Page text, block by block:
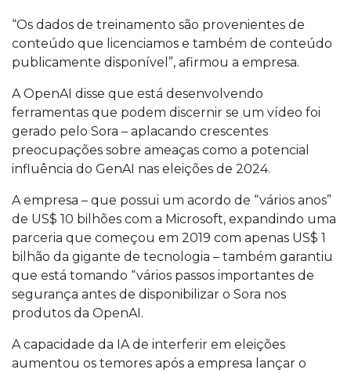
“Os dados de treinamento são provenientes de
conteúdo que licenciamos e também de conteúdo
publicamente disponível”, afirmou a empresa.
A OpenAI disse que está desenvolvendo
ferramentas que podem discernir se um vídeo foi
gerado pelo Sora – aplacando crescentes
preocupações sobre ameaças como a potencial
influência do GenAI nas eleições de 2024.
A empresa – que possui um acordo de “vários anos”
de US$ 10 bilhões com a Microsoft, expandindo uma
parceria que começou em 2019 com apenas US$ 1
bilhão da gigante de tecnologia – também garantiu
que está tomando “vários passos importantes de
segurança antes de disponibilizar o Sora nos
produtos da OpenAI.
A capacidade da IA de interferir em eleições
aumentou os temores após a empresa lançar o